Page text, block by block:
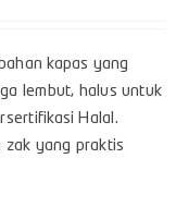
kapas yang
lembut, halus untuk
Halal.
zak yang praktis